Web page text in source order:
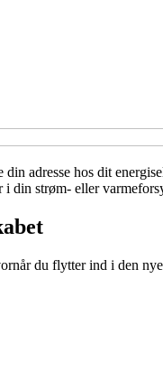
adresse hos dit
din strøm- eller
du flytter ind i den